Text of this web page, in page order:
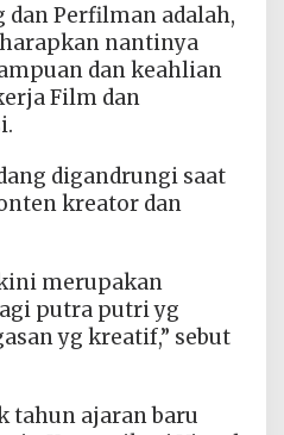
dan Perfilman adalah,
nantinya
dan keahlian
Film dan
digandrungi saat
kreator dan
merupakan
putra putri yg
yg kreatif,” sebut
tahun ajaran baru